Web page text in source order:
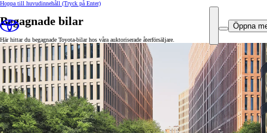
Hoppa till huvudinnehåll (Tryck på Enter)
Öppna
Begagnade bilar
Här hittar du begagnade Toyota-bilar hos våra auktoriserade återförsäljare.